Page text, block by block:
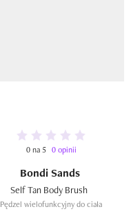
0 na 5 0 opinii
Bondi Sands
Pędzel wielofunkcyjny do ciała